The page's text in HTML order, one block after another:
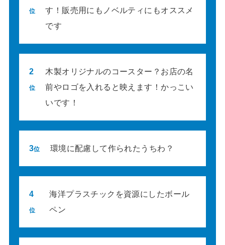
位
す！販売用にもノベルティにもオススメ
です
2
位
木製オリジナルのコースター？お店の名
前やロゴを入れると映えます！かっこい
いです！
3位 環境に配慮して作られたうちわ？
4
位
海洋プラスチックを資源にしたボール
ペン